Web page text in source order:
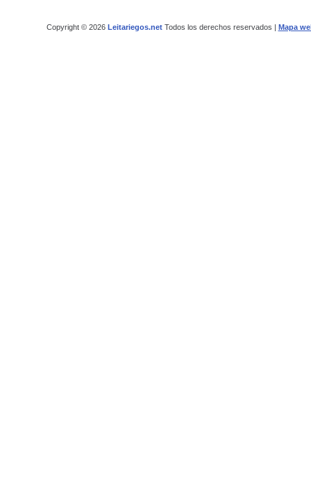
Copyright © 2026 Leitariegos.netTodos los derechos reservados | Mapa